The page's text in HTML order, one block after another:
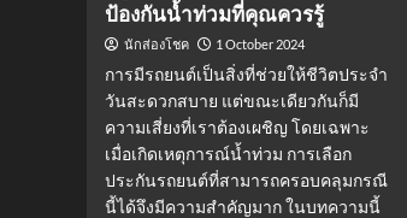
ป้องกันน้ำท่วมที่คุณควรรู้
นักส่องโชค 1 October 2024
การมีรถยนต์เป็นสิ่งที่ช่วยให้ชีวิตประจำ
วันสะดวกสบาย แต่ขณะเดียวกันก็มี
ความเสี่ยงที่เราต้องเผชิญ โดยเฉพาะ
เมื่อเกิดเหตุการณ์น้ำท่วม การเลือก
ประกันรถยนต์ที่สามารถครอบคลุมกรณี
นี้ได้จึงมีความสำคัญมาก ในบทความนี้